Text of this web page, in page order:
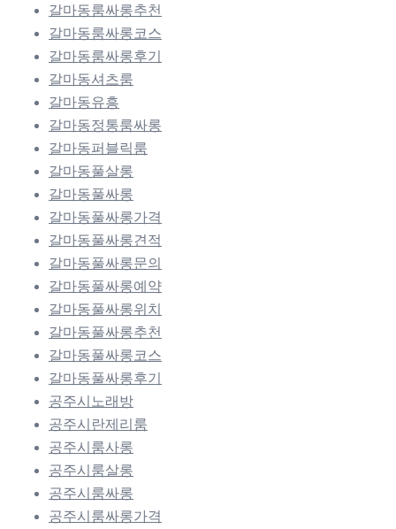
갈마동룸싸롱추천
갈마동룸싸롱코스
갈마동룸싸롱후기
갈마동셔츠룸
갈마동유흥
갈마동정통룸싸롱
갈마동퍼블릭룸
갈마동풀살롱
갈마동풀싸롱
갈마동풀싸롱가격
갈마동풀싸롱견적
갈마동풀싸롱문의
갈마동풀싸롱예약
갈마동풀싸롱위치
갈마동풀싸롱추천
갈마동풀싸롱코스
갈마동풀싸롱후기
공주시노래방
공주시란제리룸
공주시룸사롱
공주시룸살롱
공주시룸싸롱
공주시룸싸롱가격